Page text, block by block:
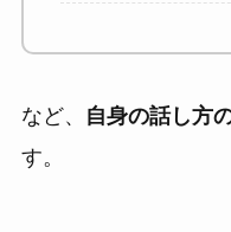
など、 自身の話し方
す。